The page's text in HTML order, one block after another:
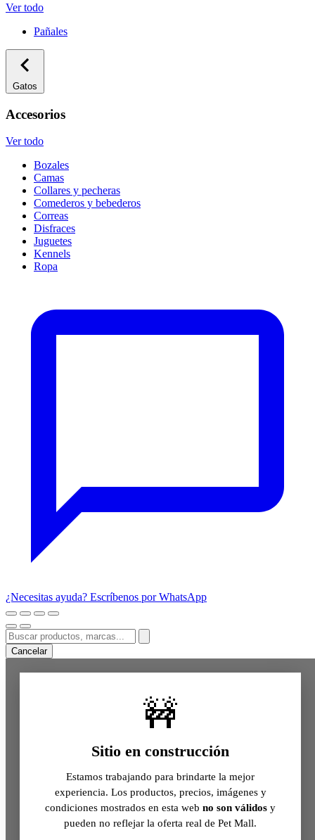
Ver todo
Pañales
Gatos
Accesorios
Ver todo
Bozales
Camas
Collares y pecheras
Comederos y bebederos
Correas
Disfraces
Juguetes
Kennels
Ropa
¿Necesitas ayuda? Escríbenos por WhatsApp
Cancelar
🚧
Sitio en construcción
Estamos trabajando para brindarte la mejor
experiencia. Los productos, precios, imágenes y
condiciones mostrados en esta web no son válidos y
pueden no reflejar la oferta real de Pet Mall.